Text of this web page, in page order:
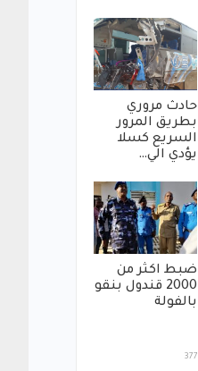
حادث مروري
بطريق المرور
السريع كسلا
يؤدي الي…
ضبط اكثر من
2000 قندول بنقو
بالفولة